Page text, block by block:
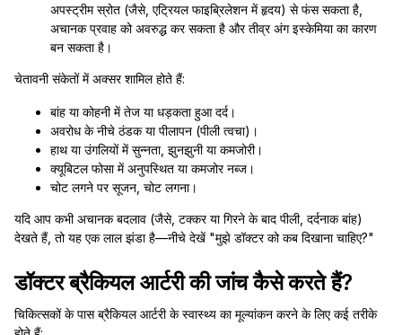
अपस्ट्रीम स्रोत (जैसे, एट्रियल फाइब्रिलेशन में हृदय) से फंस सकता है,
अचानक प्रवाह को अवरुद्ध कर सकता है और तीव्र अंग इस्केमिया का कारण
बन सकता है।
चेतावनी संकेतों में अक्सर शामिल होते हैं:
बांह या कोहनी में तेज या धड़कता हुआ दर्द।
अवरोध के नीचे ठंडक या पीलापन (पीली त्वचा)।
हाथ या उंगलियों में सुन्नता, झुनझुनी या कमजोरी।
क्यूबिटल फोसा में अनुपस्थित या कमजोर नब्ज।
चोट लगने पर सूजन, चोट लगना।
यदि आप कभी अचानक बदलाव (जैसे, टक्कर या गिरने के बाद पीली, दर्दनाक बांह)
देखते हैं, तो यह एक लाल झंडा है—नीचे देखें "मुझे डॉक्टर को कब दिखाना चाहिए?"
डॉक्टर ब्रैकियल आर्टरी की जांच कैसे करते हैं?
चिकित्सकों के पास ब्रैकियल आर्टरी के स्वास्थ्य का मूल्यांकन करने के लिए कई तरीके